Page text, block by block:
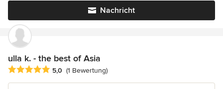
Nachricht
ulla k. - the best of Asia
Durchschnittliche Bewertung: 5 von 5 Sternen
5,0 (1 Bewertung)